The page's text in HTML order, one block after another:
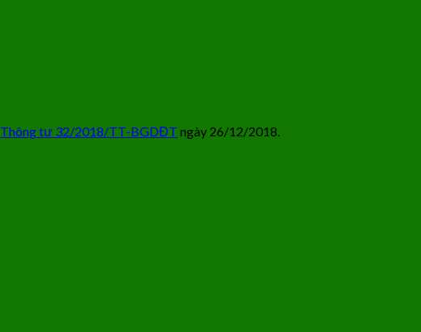
Thông tư 32/2018/TT-BGDĐT ngày 26/12/2018.